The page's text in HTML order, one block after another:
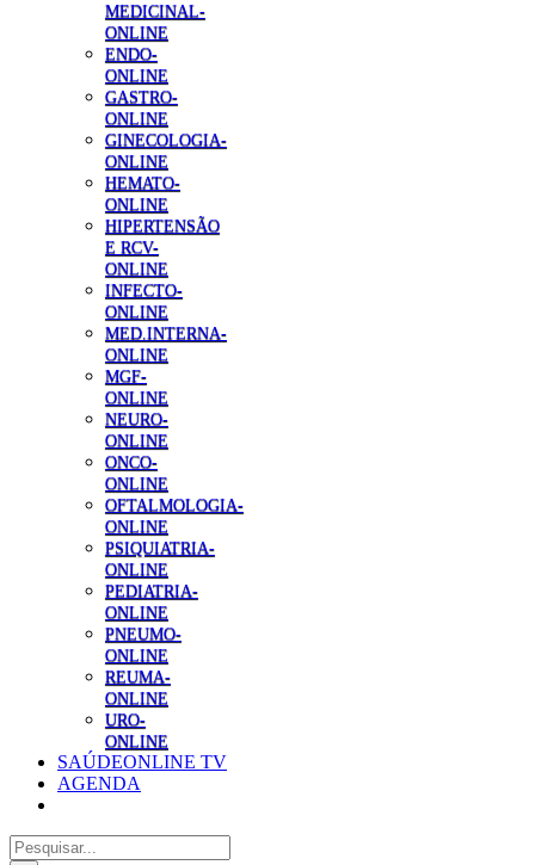
MEDICINAL-
ONLINE
ENDO-
ONLINE
GASTRO-
ONLINE
GINECOLOGIA-
ONLINE
HEMATO-
ONLINE
HIPERTENSÃO
E RCV-
ONLINE
INFECTO-
ONLINE
MED.INTERNA-
ONLINE
MGF-
ONLINE
NEURO-
ONLINE
ONCO-
ONLINE
OFTALMOLOGIA-
ONLINE
PSIQUIATRIA-
ONLINE
PEDIATRIA-
ONLINE
PNEUMO-
ONLINE
REUMA-
ONLINE
URO-
ONLINE
SAÚDEONLINE TV
AGENDA
Pesquisar